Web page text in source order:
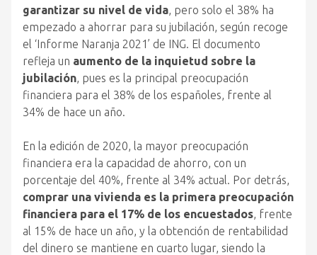
garantizar su nivel de vida, pero solo el 38% ha
empezado a ahorrar para su jubilación, según recoge
el ‘Informe Naranja 2021’ de ING. El documento
refleja un aumento de la inquietud sobre la
jubilación, pues es la principal preocupación
financiera para el 38% de los españoles, frente al
34% de hace un año.
En la edición de 2020, la mayor preocupación
financiera era la capacidad de ahorro, con un
porcentaje del 40%, frente al 34% actual. Por detrás,
comprar una vivienda es la primera preocupación
financiera para el 17% de los encuestados, frente
al 15% de hace un año, y la obtención de rentabilidad
del dinero se mantiene en cuarto lugar, siendo la